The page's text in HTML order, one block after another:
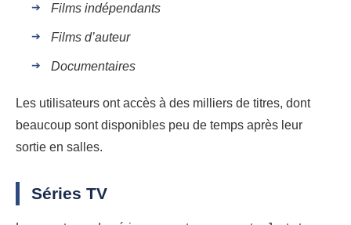
Films indépendants
Films d’auteur
Documentaires
Les utilisateurs ont accès à des milliers de titres, dont
beaucoup sont disponibles peu de temps après leur
sortie en salles.
Séries TV